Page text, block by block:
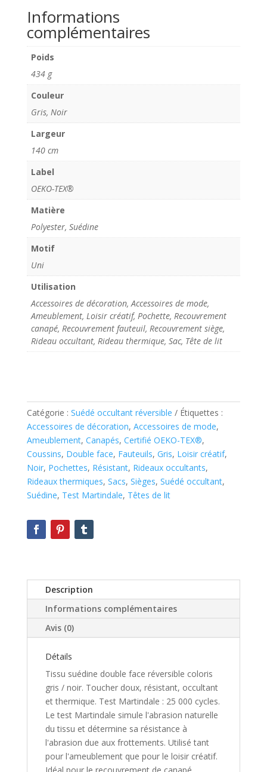
Informations
complémentaires
Poids
434 g
Couleur
Gris, Noir
Largeur
140 cm
Label
OEKO-TEX®
Matière
Polyester, Suédine
Motif
Uni
Utilisation
Accessoires de décoration, Accessoires de mode,
Ameublement, Loisir créatif, Pochette, Recouvrement
canapé, Recouvrement fauteuil, Recouvrement siège,
Rideau occultant, Rideau thermique, Sac, Tête de lit
Catégorie : Suédé occultant réversible
Étiquettes :
Accessoires de décoration, Accessoires de mode,
Ameublement, Canapés, Certifié OEKO-TEX®,
Coussins, Double face, Fauteuils, Gris, Loisir créatif,
Noir, Pochettes, Résistant, Rideaux occultants,
Rideaux thermiques, Sacs, Sièges, Suédé occultant,
Suédine, Test Martindale, Têtes de lit
Description
Informations complémentaires
Avis (0)
Détails
Tissu suédine double face réversible coloris
gris / noir. Toucher doux, résistant, occultant
et thermique. Test Martindale : 25 000 cycles.
Le test Martindale simule l'abrasion naturelle
du tissu et détermine sa résistance à
l'abrasion due aux frottements. Utilisé tant
pour l'ameublement que pour le loisir créatif.
Idéal pour le recouvrement de canapé,